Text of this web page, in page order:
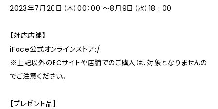
2023年7月20日（木）00：00 ～8月9日（水）18 : 00
【対応店舗】
iFace公式オンラインストア:/
※上記以外のECサイトや店舗でのご購入は、対象となりませんの
でご注意ください。
【プレゼント品】